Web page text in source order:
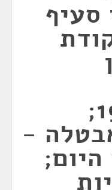
סעיף
התש"ח-1948;
-